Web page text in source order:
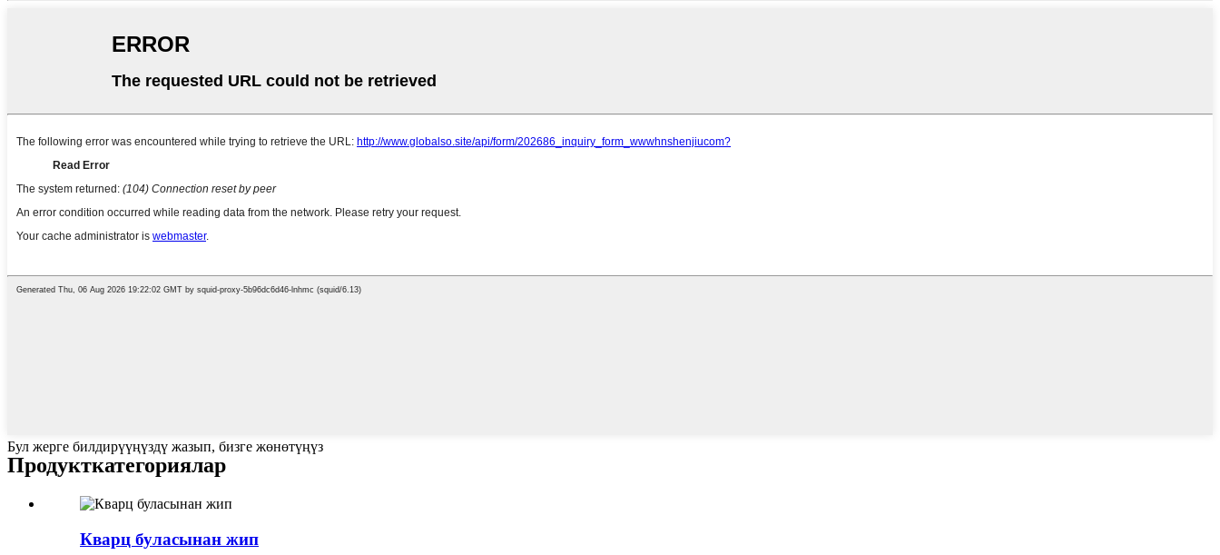
Бул жерге билдирүүңүздү жазып, бизге жөнөтүңүз
Продукткатегориялар
Кварц буласынан жип